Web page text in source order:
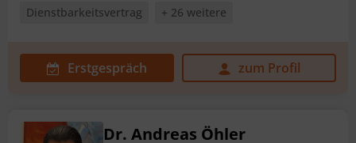
Dienstbarkeitsvertrag
+ 26 weitere
Erstgespräch zum Profil
Dr. Andreas Öhler